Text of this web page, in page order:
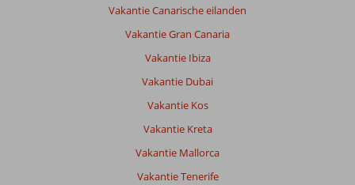
Vakantie Canarische eilanden
Vakantie Gran Canaria
Vakantie Ibiza
Vakantie Dubai
Vakantie Kos
Vakantie Kreta
Vakantie Mallorca
Vakantie Tenerife